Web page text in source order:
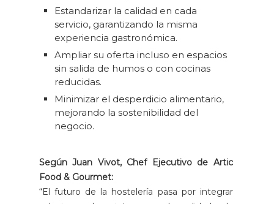
Estandarizar la calidad en cada
servicio, garantizando la misma
experiencia gastronómica.
Ampliar su oferta incluso en espacios
sin salida de humos o con cocinas
reducidas.
Minimizar el desperdicio alimentario,
mejorando la sostenibilidad del
negocio.
Según Juan Vivot, Chef Ejecutivo de Artic
Food & Gourmet:
“El futuro de la hostelería pasa por integrar